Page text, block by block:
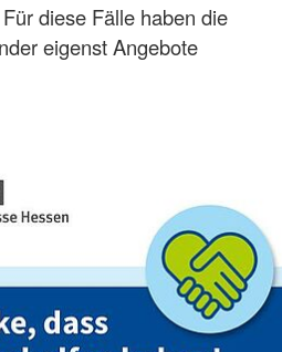
diese Fälle haben die
eigenst Angebote